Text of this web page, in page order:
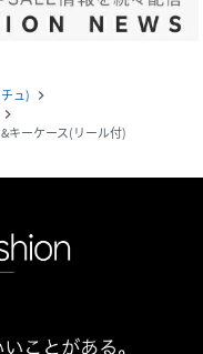
ュ) navigate_next
navigate_next
キーケース(リール付)